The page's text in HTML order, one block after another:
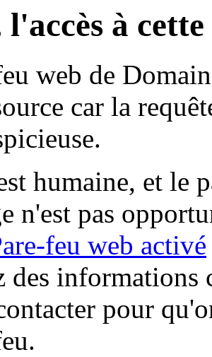
l'accès à
web de
car la
humaine, et le
n'est pas
feu web activé
des informations
pour